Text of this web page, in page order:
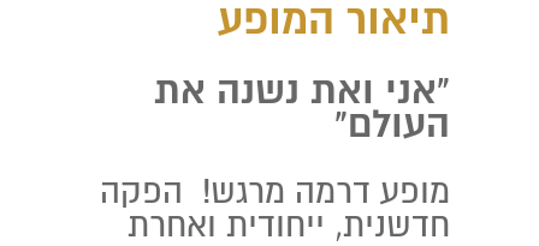
תיאור המופע
"אני ואת נשנה את
העולם "
מופע דרמה מרגש!
הפקה
חדשנית, ייחודית ואחרת